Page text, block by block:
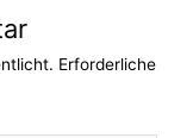
Erforderliche